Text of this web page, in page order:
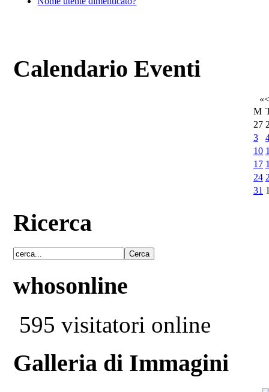
Calendario Eventi
«<
M
27
3
10
17
24
31
Ricerca
whosonline
595 visitatori online
Galleria di Immagini